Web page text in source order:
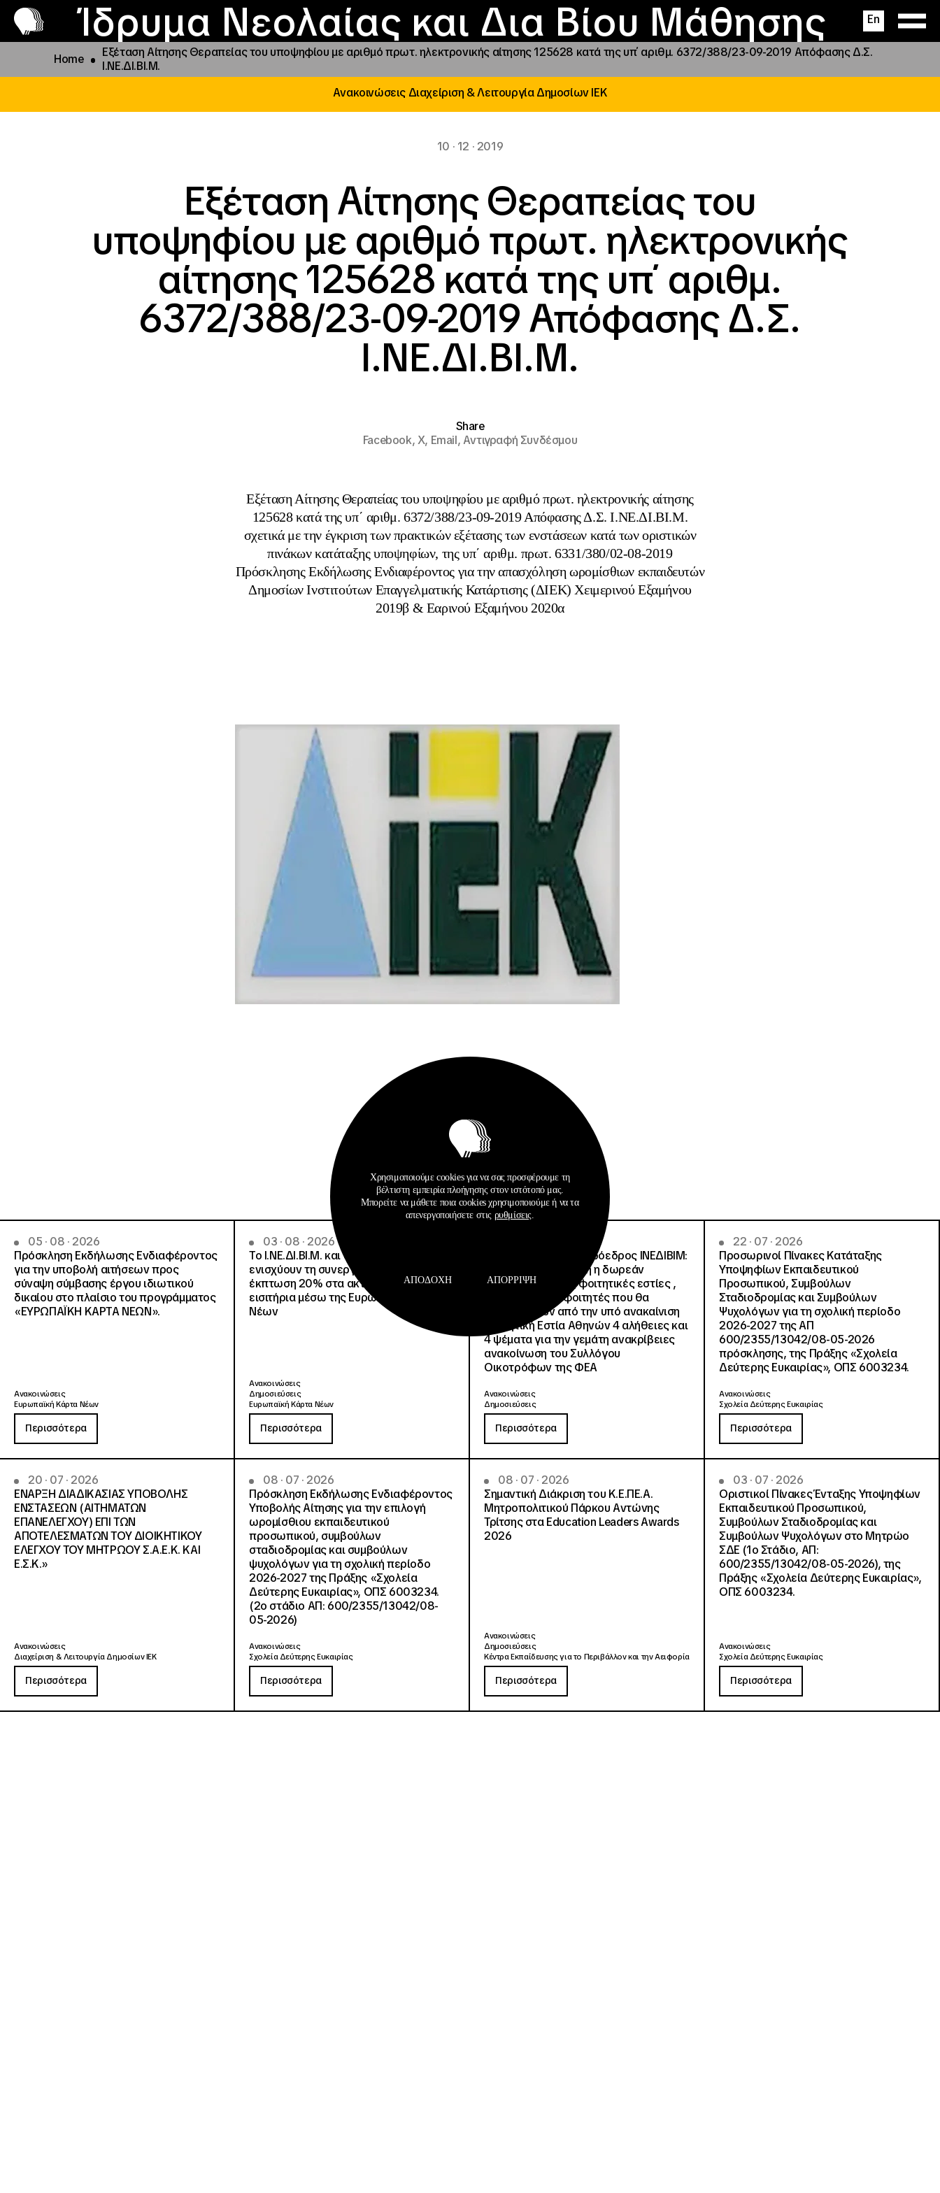
Ίδρυμα Νεολαίας και Δια Βίου Μάθησης En
Το ΙΝΕΔΙΒΙΜ
Προγράμματα και δράσεις
Φοιτητικές Εστίες
Παραχώρηση αιγίδας
Νέα
Επικοινωνία
Home
Εξέταση Αίτησης Θεραπείας του υποψηφίου με αριθμό πρωτ. ηλεκτρονικής αίτησης 125628 κατά της υπ΄ αριθμ. 6372/388/23-09-2019 Απόφασης Δ.Σ.
Ι.ΝΕ.ΔΙ.ΒΙ.Μ.
Ανακοινώσεις Διαχείριση & Λειτουργία Δημοσίων ΙΕΚ
10 · 12 · 2019
Εξέταση Αίτησης Θεραπείας του
υποψηφίου με αριθμό πρωτ. ηλεκτρονικής
αίτησης 125628 κατά της υπ΄ αριθμ.
6372/388/23-09-2019 Απόφασης Δ.Σ.
Ι.ΝΕ.ΔΙ.ΒΙ.Μ.
Share
Facebook,X, Email,Αντιγραφή Συνδέσμου
Εξέταση Αίτησης Θεραπείας του υποψηφίου με αριθμό πρωτ. ηλεκτρονικής αίτησης
125628 κατά της υπ΄ αριθμ. 6372/388/23-09-2019 Απόφασης Δ.Σ. Ι.ΝΕ.ΔΙ.ΒΙ.Μ.
σχετικά με την έγκριση των πρακτικών εξέτασης των ενστάσεων κατά των οριστικών
πινάκων κατάταξης υποψηφίων, της υπ΄ αριθμ. πρωτ. 6331/380/02-08-2019
Πρόσκλησης Εκδήλωσης Ενδιαφέροντος για την απασχόληση ωρομίσθιων εκπαιδευτών
Δημοσίων Ινστιτούτων Επαγγελματικής Κατάρτισης (ΔΙΕΚ) Χειμερινού Εξαμήνου
2019β & Εαρινού Εξαμήνου 2020α
Σχετικά Αρχεία
05 · 08 · 2026
Πρόσκληση Εκδήλωσης Ενδιαφέροντος
για την υποβολή αιτήσεων προς
σύναψη σύμβασης έργου ιδιωτικού
δικαίου στο πλαίσιο του προγράμματος
«ΕΥΡΩΠΑΪΚΗ ΚΑΡΤΑ ΝΕΩΝ».
Ανακοινώσεις
Ευρωπαϊκή Κάρτα Νέων
Περισσότερα
03 · 08 · 2026
Το Ι.ΝΕ.ΔΙ.ΒΙ.Μ. και o Όμιλος Attica
ενισχύουν τη συνεργασία τους με
έκπτωση 20% στα ακτοπλοϊκά
εισιτήρια μέσω της Ευρωπαϊκής Κάρτας
Νέων
Ανακοινώσεις
Δημοσιεύσεις
Ευρωπαϊκή Κάρτα Νέων
Περισσότερα
Άννα Ροκοφύλλου, Πρόεδρος ΙΝΕΔΙΒΙΜ:
Είναι εξασφαλισμένη η δωρεάν
στέγαση σε άλλες φοιτητικές εστίες ,
για όλους τους φοιτητές που θα
μετακινηθούν από την υπό ανακαίνιση
Φοιτητική Εστία Αθηνών 4 αλήθειες και
4 ψέματα για την γεμάτη ανακρίβειες
ανακοίνωση του Συλλόγου
Οικοτρόφων της ΦΕΑ
Ανακοινώσεις
Δημοσιεύσεις
Περισσότερα
22 · 07 · 2026
Προσωρινοί Πίνακες Κατάταξης
Υποψηφίων Εκπαιδευτικού
Προσωπικού, Συμβούλων
Σταδιοδρομίας και Συμβούλων
Ψυχολόγων για τη σχολική περίοδο
2026-2027 της ΑΠ
600/2355/13042/08-05-2026
πρόσκλησης, της Πράξης «Σχολεία
Δεύτερης Ευκαιρίας», ΟΠΣ 6003234.
Ανακοινώσεις
Σχολεία Δεύτερης Ευκαιρίας
Περισσότερα
20 · 07 · 2026
ΕΝΑΡΞΗ ΔΙΑΔΙΚΑΣΙΑΣ ΥΠΟΒΟΛΗΣ
ΕΝΣΤΑΣΕΩΝ (ΑΙΤΗΜΑΤΩΝ
ΕΠΑΝΕΛΕΓΧΟΥ) ΕΠΙ ΤΩΝ
ΑΠΟΤΕΛΕΣΜΑΤΩΝ ΤΟΥ ΔΙΟΙΚΗΤΙΚΟΥ
ΕΛΕΓΧΟΥ ΤΟΥ ΜΗΤΡΩΟΥ Σ.Α.Ε.Κ. ΚΑΙ
Ε.Σ.Κ.»
Ανακοινώσεις
Διαχείριση & Λειτουργία Δημοσίων ΙΕΚ
Περισσότερα
08 · 07 · 2026
Πρόσκληση Εκδήλωσης Ενδιαφέροντος
Υποβολής Αίτησης για την επιλογή
ωρομίσθιου εκπαιδευτικού
προσωπικού, συμβούλων
σταδιοδρομίας και συμβούλων
ψυχολόγων για τη σχολική περίοδο
2026-2027 της Πράξης «Σχολεία
Δεύτερης Ευκαιρίας», ΟΠΣ 6003234.
(2ο στάδιο ΑΠ: 600/2355/13042/08-
05-2026)
Ανακοινώσεις
Σχολεία Δεύτερης Ευκαιρίας
Περισσότερα
08 · 07 · 2026
Σημαντική Διάκριση του Κ.Ε.ΠΕ.Α.
Μητροπολιτικού Πάρκου Αντώνης
Τρίτσης στα Education Leaders Awards
2026
Ανακοινώσεις
Δημοσιεύσεις
Κέντρα Εκπαίδευσης για το Περιβάλλον και την Αειφορία
Περισσότερα
03 · 07 · 2026
Οριστικοί Πίνακες Ένταξης Υποψηφίων
Εκπαιδευτικού Προσωπικού,
Συμβούλων Σταδιοδρομίας και
Συμβούλων Ψυχολόγων στο Μητρώο
ΣΔΕ (1ο Στάδιο, ΑΠ:
600/2355/13042/08-05-2026), της
Πράξης «Σχολεία Δεύτερης Ευκαιρίας»,
ΟΠΣ 6003234.
Ανακοινώσεις
Σχολεία Δεύτερης Ευκαιρίας
Περισσότερα
Χρησιμοποιούμε cookies για να σας προσφέρουμε τη
βέλτιστη εμπειρία πλοήγησης στον ιστότοπό μας.
Μπορείτε να μάθετε ποια cookies χρησιμοποιούμε ή να τα
απενεργοποιήσετε στις ρυθμίσεις
ΑΠΟΔΟΧΉ ΑΠΌΡΡΙΨΗ